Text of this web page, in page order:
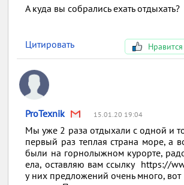
А куда вы собрались ехать отдыхать?
Цитировать Нравится
ProTexnik 15.01.20 19:04
Мы уже 2 раза отдыхали с одной и
первый раз теплая страна море, а
были на горнолыжном курорте,
ела, оставляю вам ссылку https://
у них предложений очень много,